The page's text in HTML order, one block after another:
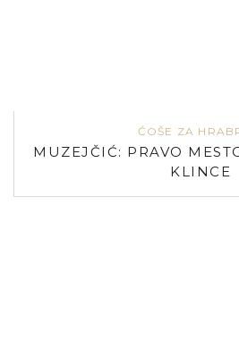
ĆOŠE ZA
MUZEJČIĆ: PRAVO
KLINCE